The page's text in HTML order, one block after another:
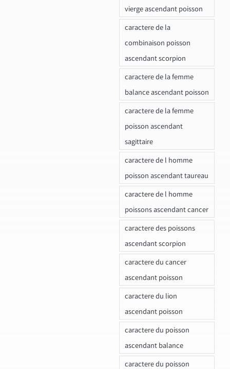
vierge ascendant poisson
caractere de la
combinaison poisson
ascendant scorpion
caractere de la femme
balance ascendant poisson
caractere de la femme
poisson ascendant
sagittaire
caractere de l homme
poisson ascendant taureau
caractere de l homme
poissons ascendant cancer
caractere des poissons
ascendant scorpion
caractere du cancer
ascendant poisson
caractere du lion
ascendant poisson
caractere du poisson
ascendant balance
caractere du poisson